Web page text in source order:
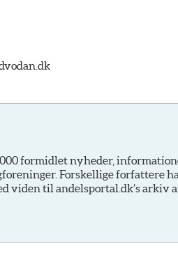
formidlet nyheder,
Forskellige forfattere
viden til andelsportal.dk’s arkiv